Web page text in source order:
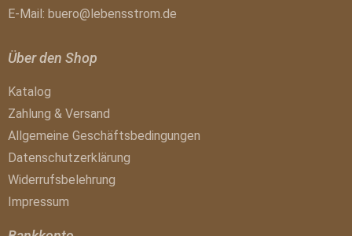
E-Mail: buero@lebensstrom.de
Über den Shop
Katalog
Zahlung & Versand
Allgemeine Geschäftsbedingungen
Datenschutzerklärung
Widerrufsbelehrung
Impressum